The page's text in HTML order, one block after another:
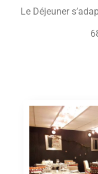
Le Déjeuner